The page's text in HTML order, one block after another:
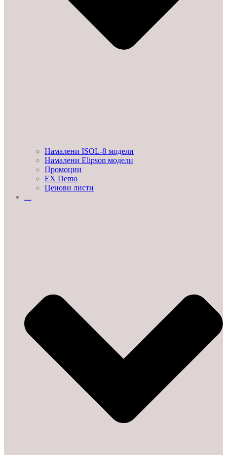
Намалени ISOL-8 модели
Намалени Elipson модели
Промоции
EX Demo
Ценови листи